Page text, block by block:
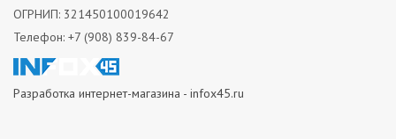
ОГРНИП: 321450100019642
Телефон: +7 (908) 839-84-67
Разработка интернет-магазина - infox45.ru